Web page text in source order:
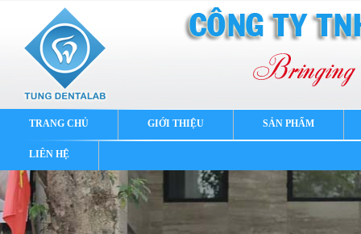
TRANG CHỦ GIỚI THIỆU SẢN PHẨM
LIÊN HỆ